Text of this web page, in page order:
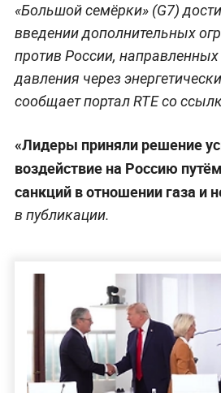
«Большой семёрки» (G7)
введении дополнительных
против России, направленных
давления через
сообщает портал RTE со
«Лидеры приняли решение
воздействие на Россию
санкций в отношении газа и
в публикации.